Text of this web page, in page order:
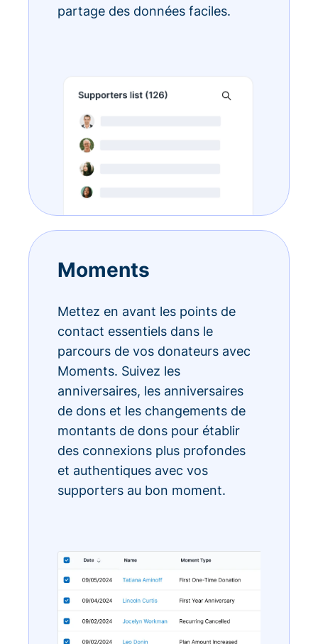
partage des données faciles.
Moments
Mettez en avant les points de
contact essentiels dans le
parcours de vos donateurs avec
Moments. Suivez les
anniversaires, les anniversaires
de dons et les changements de
montants de dons pour établir
des connexions plus profondes
et authentiques avec vos
supporters au bon moment.